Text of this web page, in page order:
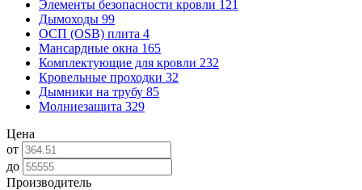
Элементы безопасности кровли 121
Дымоходы 99
ОСП (OSB) плита 4
Мансардные окна 165
Комплектующие для кровли 232
Кровельные проходки 32
Дымники на трубу 85
Молниезащита 329
Цена
от
до
Производитель